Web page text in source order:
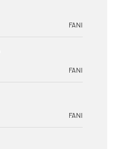
FANI
FANI
FANI